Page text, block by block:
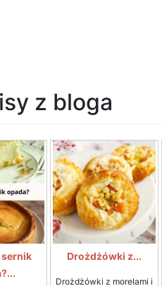
z bloga
sernik
Drożdżówki z...
Drożdżówki z morelami i